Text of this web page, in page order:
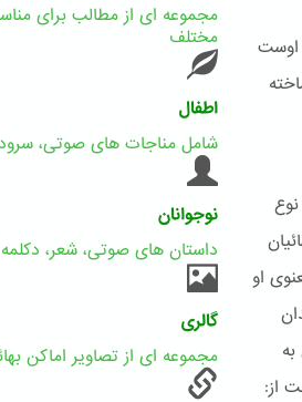
اوست
او
از:
مجموعه ای از مطالب برای
مختلف
اطفال
شامل مناجات های صوتی،
نوجوانان
داستان های صوتی، شعر، دکلمه
گالری
مجموعه ای از تصاویر اماکن